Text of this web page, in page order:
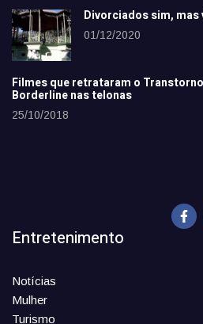
Divorciados sim,
01/12/2020
Filmes que retrataram o
Borderline nas telonas
25/10/2018
Entretenimento
Notícias
Mulher
Turismo